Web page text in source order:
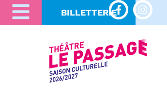
BILLETTERIE